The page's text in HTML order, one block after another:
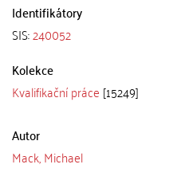
Identifikátory
SIS:240052
Kolekce
Kvalifikační práce [15249]
Autor
Mack, Michael